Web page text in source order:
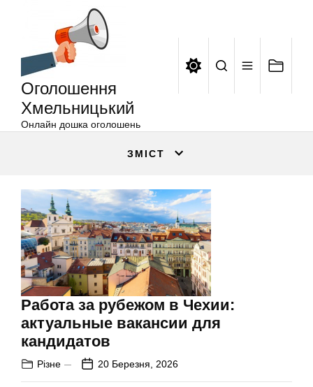
Оголошення
Хмельницький
Онлайн дошка оголошень
ЗМІСТ
Работа за рубежом в Чехии:
актуальные вакансии для
кандидатов
Різне 20 Березня, 2026